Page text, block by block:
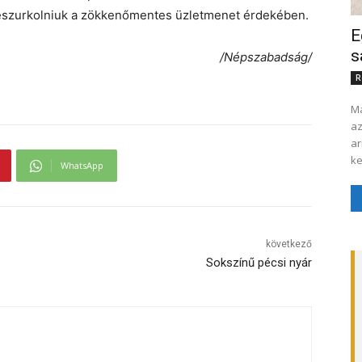
a zökkenőmentes üzletmenet érdekében.
/Népszabadság/
WhatsApp
következő
Sokszínű pécsi nyár